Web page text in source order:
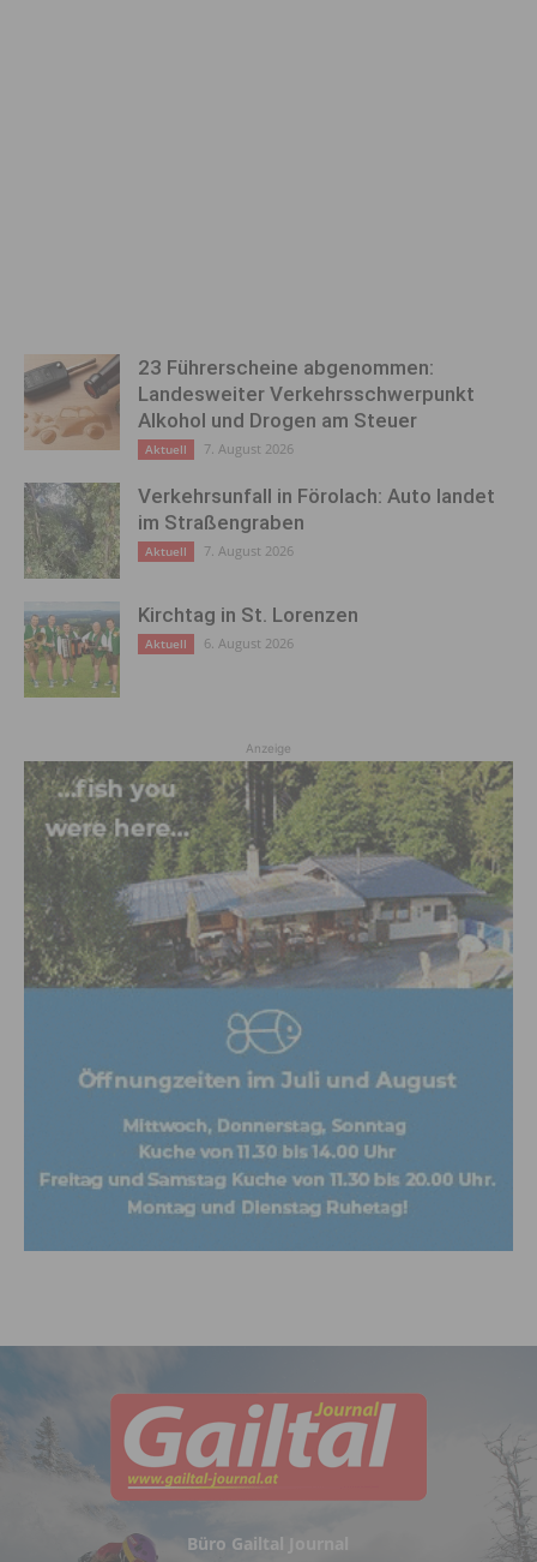
23 Führerscheine abgenommen:
Landesweiter Verkehrsschwerpunkt
Alkohol und Drogen am Steuer
Aktuell 7. August 2026
Verkehrsunfall in Förolach: Auto landet
im Straßengraben
Aktuell 7. August 2026
Kirchtag in St. Lorenzen
Aktuell 6. August 2026
Anzeige
Büro Gailtal Journal